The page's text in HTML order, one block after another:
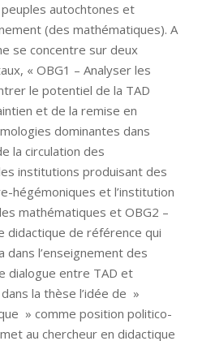
autochtones et
(des mathématiques). A
se concentre sur deux
« OBG1 – Analyser les
le potentiel de la TAD
et de la remise en
dominantes dans
la circulation des
institutions produisant des
hégémoniques et l’institution
mathématiques et OBG2 –
didactique de référence qui
l’enseignement des
dialogue entre TAD et
la thèse l’idée de »
» comme position politico-
au chercheur en didactique